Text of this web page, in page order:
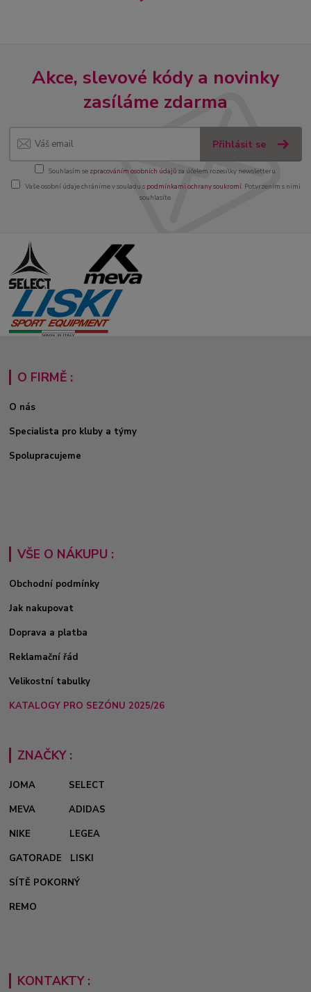
Akce, slevové kódy a novinky
zasíláme zdarma
Přihlásit se
Souhlasím se zpracováním osobních údajůza účelem rozesílky newsletteru.
Vaše osobní údaje chráníme v souladu s podmínkami ochrany soukromí. Potvrzením s nimi
souhlasíte.
O FIRMĚ :
O nás
Specialista pro kluby a týmy
Spolupracujeme
VŠE O NÁKUPU :
Obchodní podmínky
Jak nakupovat
Doprava a platba
Reklamační řád
Velikostní tabulky
KATALOGY PRO SEZÓNU 2025/26
ZNAČKY :
JOMA
SELECT
MEVA
ADIDAS
NIKE
LEGEA
GATORADE
LISKI
SÍTĚ POKORNÝ
REMO
KONTAKTY :